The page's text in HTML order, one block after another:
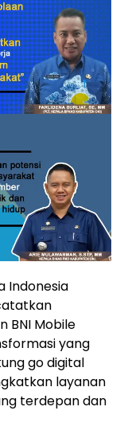
Indonesia
BNI Mobile
yang
go digital
layanan
terdepan dan